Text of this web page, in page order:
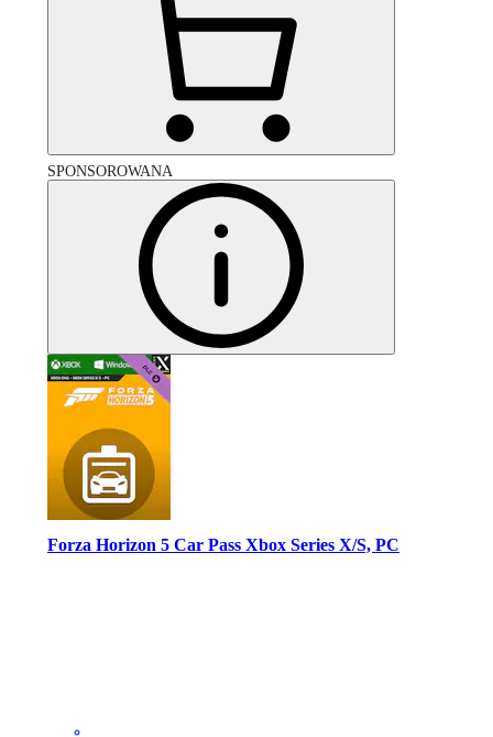
SPONSOROWANA
Forza Horizon 5 Car Pass Xbox Series X/S, PC